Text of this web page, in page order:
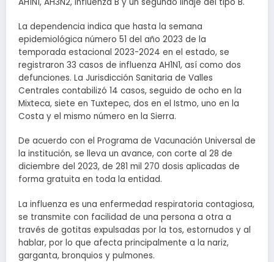
La dependencia indica que hasta la semana
epidemiológica número 51 del año 2023 de la
temporada estacional 2023-2024 en el estado, se
registraron 33 casos de influenza AH1N1, así como dos
defunciones. La Jurisdicción Sanitaria de Valles
Centrales contabilizó 14 casos, seguido de ocho en la
Mixteca, siete en Tuxtepec, dos en el Istmo, uno en la
Costa y el mismo número en la Sierra.
De acuerdo con el Programa de Vacunación Universal de
la institución, se lleva un avance, con corte al 28 de
diciembre del 2023, de 281 mil 270 dosis aplicadas de
forma gratuita en toda la entidad.
La influenza es una enfermedad respiratoria contagiosa,
se transmite con facilidad de una persona a otra a
través de gotitas expulsadas por la tos, estornudos y al
hablar, por lo que afecta principalmente a la nariz,
garganta, bronquios y pulmones.